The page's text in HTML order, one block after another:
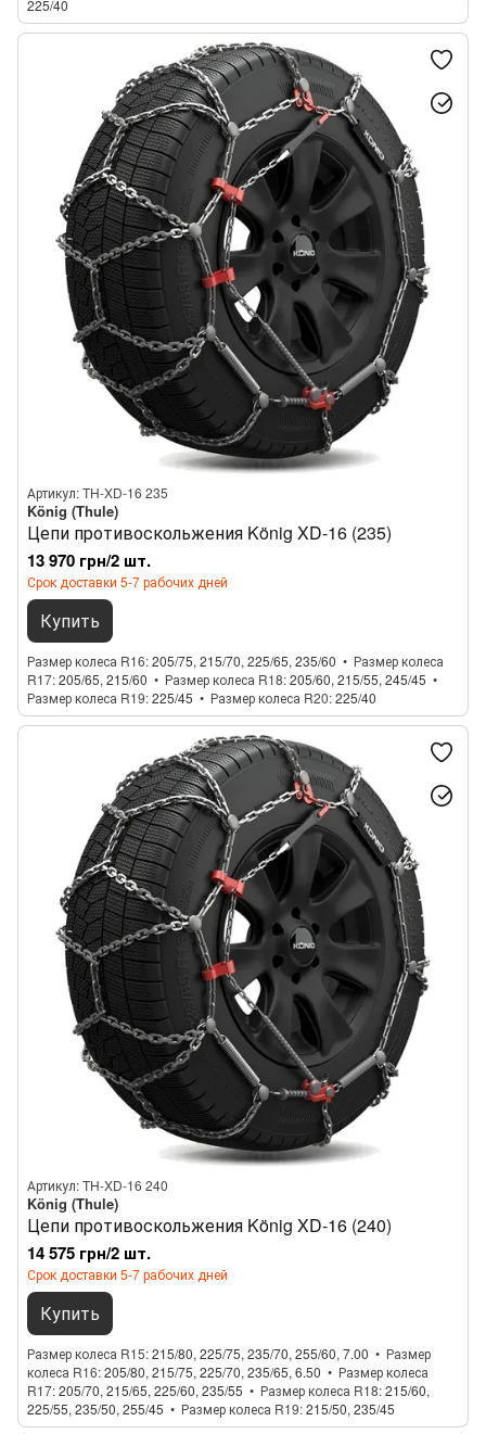
225/40
Артикул: TH-XD-16 235
König (Thule)
Цепи противоскольжения König XD-16 (235)
13 970 грн/2 шт.
Срок доставки 5-7 рабочих дней
Купить
Размер колеса R16 205/75, 215/70, 225/65, 235/60
Размер колеса
R17 205/65, 215/60 Размер колеса R18 205/60, 215/55, 245/45
Размер колеса R19 225/45 Размер колеса R20 225/40
Артикул: TH-XD-16 240
König (Thule)
Цепи противоскольжения König XD-16 (240)
14 575 грн/2 шт.
Срок доставки 5-7 рабочих дней
Купить
Размер колеса R15 215/80, 225/75, 235/70, 255/60, 7.00
Размер
колеса R16 205/80, 215/75, 225/70, 235/65, 6.50
Размер колеса
R17 205/70, 215/65, 225/60, 235/55 Размер колеса R18 215/60,
225/55, 235/50, 255/45
Размер колеса R19 215/50, 235/45